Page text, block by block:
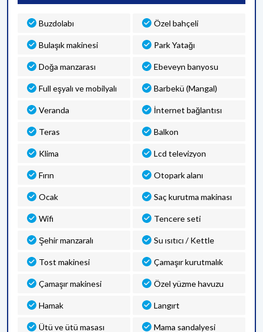
Buzdolabı Özel bahçeli
Bulaşık makinesi Park Yatağı
Doğa manzarası Ebeveyn banyosu
Full eşyalı ve mobilyalı Barbekü (Mangal)
Veranda İnternet bağlantısı
Teras Balkon
Klima Lcd televizyon
Fırın Otopark alanı
Ocak Saç kurutma makinası
Wifi Tencere seti
Şehir manzaralı Su ısıtıcı / Kettle
Tost makinesi Çamaşır kurutmalık
Çamaşır makinesi Özel yüzme havuzu
Hamak Langırt
Ütü ve ütü masası Mama sandalyesi